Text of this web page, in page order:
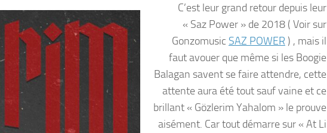
C’est leur grand retour depuis leur
« Saz Power » de 2018 ( Voir sur
Gonzomusic SAZ POWER ) , mais il
faut avouer que même si les Boogie
Balagan savent se faire attendre, cette
attente aura été tout sauf vaine et ce
brillant « Gözlerim Yahalom » le prouve
aisément. Car tout démarre sur « At Li